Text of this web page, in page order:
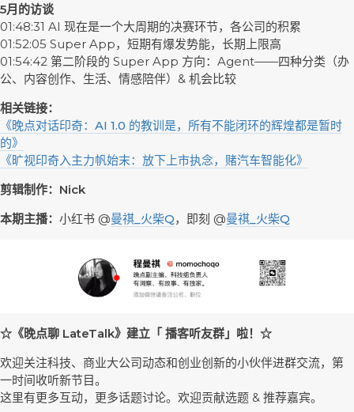
5月的访谈
01:48:31 AI 现在是一个大周期的决赛环节，各公司的积累
01:52:05 Super App，短期有爆发势能，长期上限高
01:54:42 第二阶段的 Super App 方向：Agent——四种分类（办
公、内容创作、生活、情感陪伴）& 机会比较
相关链接：
《晚点对话印奇：AI 1.0 的教训是，所有不能闭环的辉煌都是暂时
的》
《旷视印奇入主力帆始末：放下上市执念，赌汽车智能化》
剪辑制作：Nick
本期主播： 小红书 @曼祺_火柴Q，即刻 @曼祺_火柴Q
☆《晚点聊 LateTalk》建立「 播客听友群」啦！☆
欢迎关注科技、商业大公司动态和创业创新的小伙伴进群交流，第
一时间收听新节目。
这里有更多互动，更多话题讨论。欢迎贡献选题 & 推荐嘉宾。